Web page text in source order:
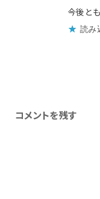
今後と
読み
コメントを残す